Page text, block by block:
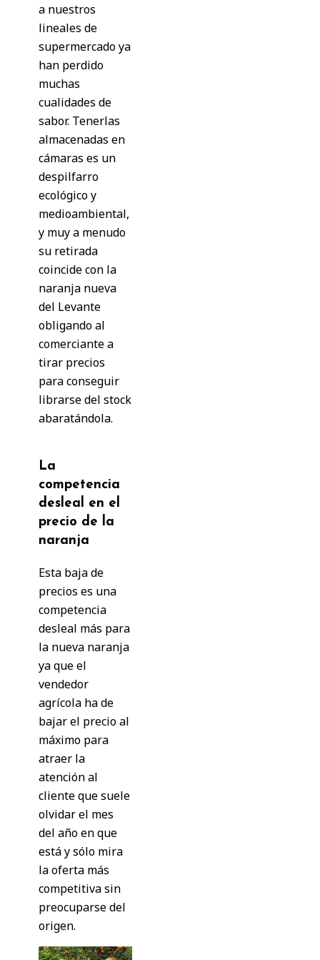
a nuestros
lineales de
supermercado ya
han perdido
muchas
cualidades de
sabor. Tenerlas
almacenadas en
cámaras es un
despilfarro
ecológico y
medioambiental,
y muy a menudo
su retirada
coincide con la
naranja nueva
del Levante
obligando al
comerciante a
tirar precios
para conseguir
librarse del stock
abaratándola.
La
competencia
desleal en el
precio de la
naranja
Esta baja de
precios es una
competencia
desleal más para
la nueva naranja
ya que el
vendedor
agrícola ha de
bajar el precio al
máximo para
atraer la
atención al
cliente que suele
olvidar el mes
del año en que
está y sólo mira
la oferta más
competitiva sin
preocuparse del
origen.